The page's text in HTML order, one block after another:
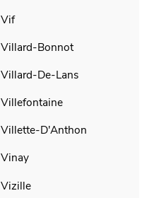
Vif
Villard-Bonnot
Villard-De-Lans
Villefontaine
Villette-D'Anthon
Vinay
Vizille